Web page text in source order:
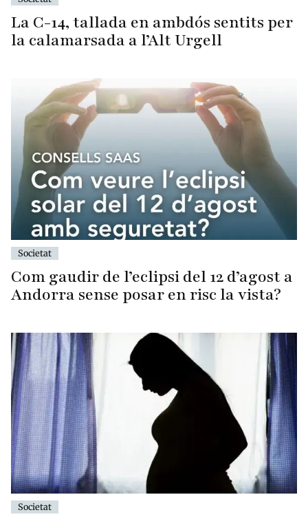
La C-14, tallada en ambdós sentits per
la calamarsada a l’Alt Urgell
Societat
Com gaudir de l’eclipsi del 12 d’agost a
Andorra sense posar en risc la vista?
Societat